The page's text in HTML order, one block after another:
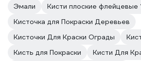
Эмали
Кисти плоские
Кисточка для Покраски Деревьев
Кисточки Для Краски Ограды
Кисть для Покраски
Кисти Для